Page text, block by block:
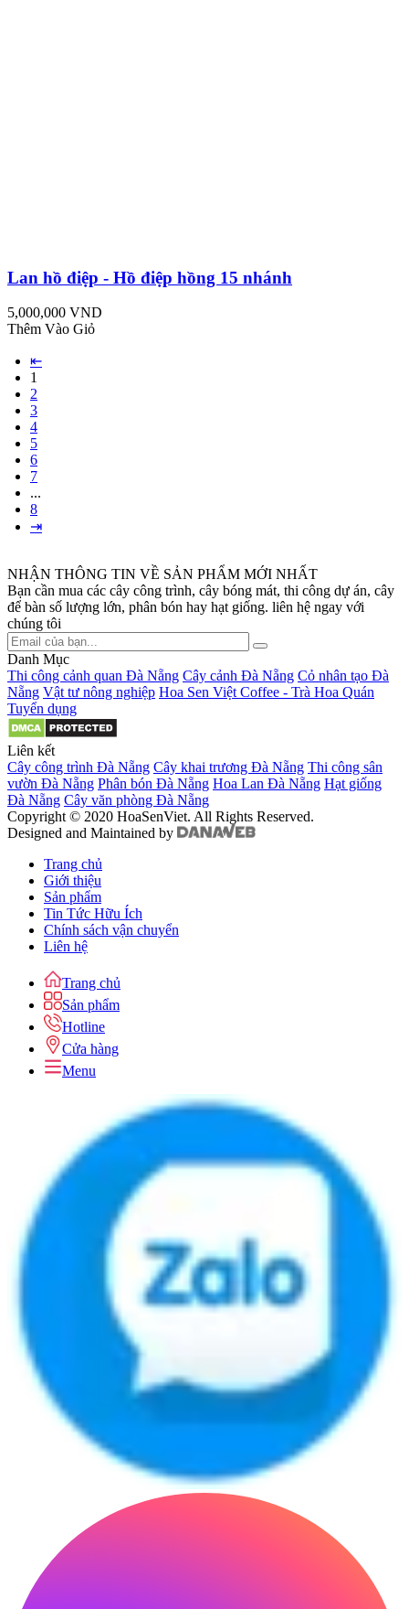
Lan hồ điệp - Hồ điệp hồng 15 nhánh
5,000,000 VND
Thêm Vào Giỏ
⇤
1
2
3
4
5
6
7
...
8
⇥
NHẬN THÔNG TIN VỀ SẢN PHẨM MỚI NHẤT
Bạn cần mua các cây công trình, cây bóng mát, thi công dự án, cây
để bàn số lượng lớn, phân bón hay hạt giống. liên hệ ngay với
chúng tôi
Danh Mục
Thi công cảnh quan Đà Nẵng Cây cảnh Đà Nẵng Cỏ nhân tạo Đà
Nẵng Vật tư nông nghiệp Hoa Sen Việt Coffee - Trà Hoa Quán
Tuyển dụng
Liên kết
Cây công trình Đà Nẵng Cây khai trương Đà Nẵng Thi công sân
vườn Đà Nẵng Phân bón Đà Nẵng Hoa Lan Đà Nẵng Hạt giống
Đà Nẵng Cây văn phòng Đà Nẵng
Copyright © 2020 HoaSenViet. All Rights Reserved.
Designed and Maintained by
Trang chủ
Giới thiệu
Sản phẩm
Tin Tức Hữu Ích
Chính sách vận chuyển
Liên hệ
Trang chủ
Sản phẩm
Hotline
Cửa hàng
Menu